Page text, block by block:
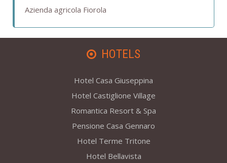
Azienda agricola Fiorola
HOTELS
Hotel Casa Giuseppina
Hotel Castiglione Village
Romantica Resort & Spa
Pensione Casa Gennaro
Hotel Terme Tritone
Hotel Bellavista